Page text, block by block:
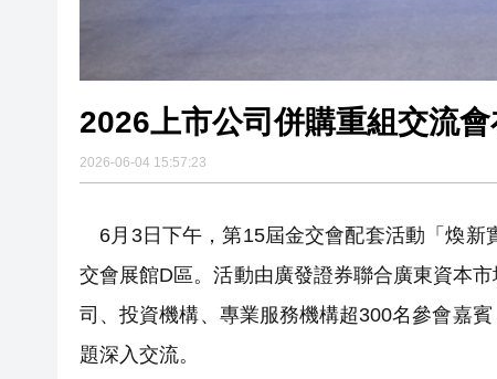
2026上市公司併購重組交流
2026-06-04 15:57:23
6月3日下午，第15屆金交會配套活動「煥
交會展館D區。活動由廣發證券聯合廣東資本
司、投資機構、專業服務機構超300名參會嘉
題深入交流。